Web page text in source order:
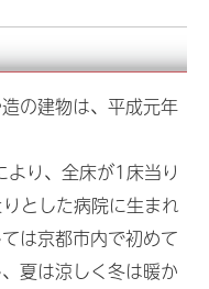
の建物は、平成元年
り、全床が1床当り
とした病院に生まれ
は京都市内で初めて
夏は涼しく冬は暖か